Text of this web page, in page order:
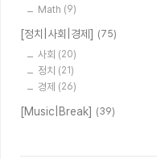
Math (9)
[정치|사회|경제] (75)
사회 (20)
정치 (21)
경제 (26)
[Music|Break] (39)